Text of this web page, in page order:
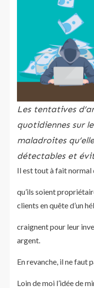
Les tentatives
quotidiennes sur
maladroites
détectables et
Il est tout à fait normal
qu’ils soient
clients en quête d’un
craignent pour leur
argent.
En revanche, il ne faut
Loin de moi l’idée de